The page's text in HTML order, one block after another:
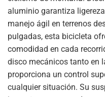
aluminio garantiza
manejo ágil en terrenos
pulgadas, esta bicicleta
comodidad en cada
disco mecánicos tanto en
proporciona un control
cualquier situación. Su